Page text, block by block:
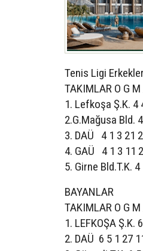
Tenis Ligi
TAKIMLAR O G
1. Lefkoşa Ş.K. 4
2.G.Mağusa Bld.
3. DAÜ 4 1 3 21
4. GAÜ 4 1 3 11
5. Girne Bld.T.K.
BAYANLAR
TAKIMLAR O G
1. LEFKOŞA Ş.K.
2. DAÜ 6 5 1 27